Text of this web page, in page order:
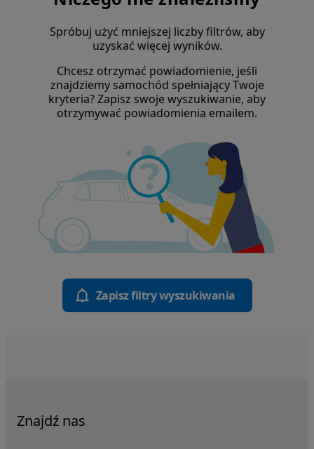
Spróbuj użyć mniejszej liczby filtrów, aby
uzyskać więcej wyników.
Chcesz otrzymać powiadomienie, jeśli
znajdziemy samochód spełniający Twoje
kryteria? Zapisz swoje wyszukiwanie, aby
otrzymywać powiadomienia emailem.
Zapisz filtry wyszukiwania
Znajdź nas